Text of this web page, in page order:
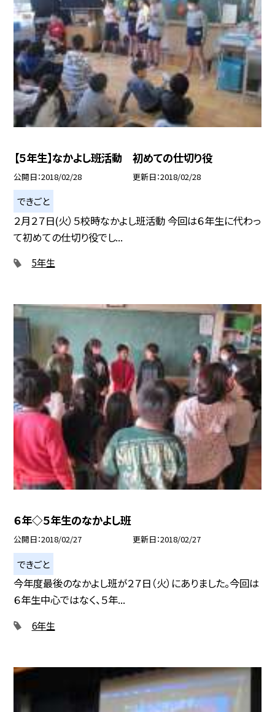
【５年生】なかよし班活動 初めての仕切り役
公開日 2018/02/28 更新日 2018/02/28
できごと
２月２７日(火）５校時なかよし班活動 今回は６年生に代わっ
て初めての仕切り役でし...
5年生
６年◇５年生のなかよし班
公開日 2018/02/27 更新日 2018/02/27
できごと
今年度最後のなかよし班が２７日（火）にありました。今回は
６年生中心ではなく、５年...
6年生